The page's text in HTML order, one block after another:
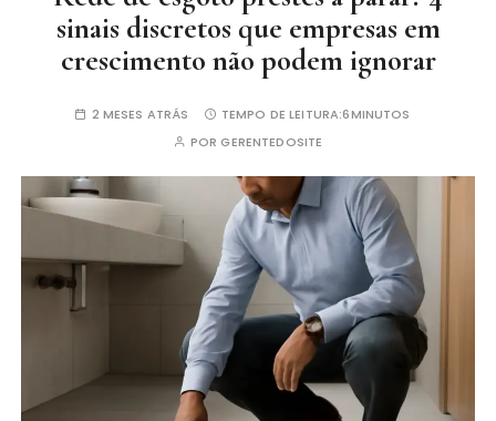
sinais discretos que empresas em
crescimento não podem ignorar
2 MESES ATRÁS TEMPO DE LEITURA:6MINUTOS
PORGERENTEDOSITE